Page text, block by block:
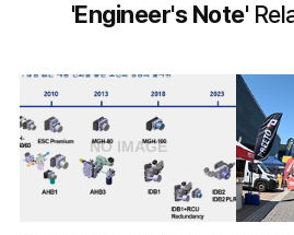
'Engineer's Note'